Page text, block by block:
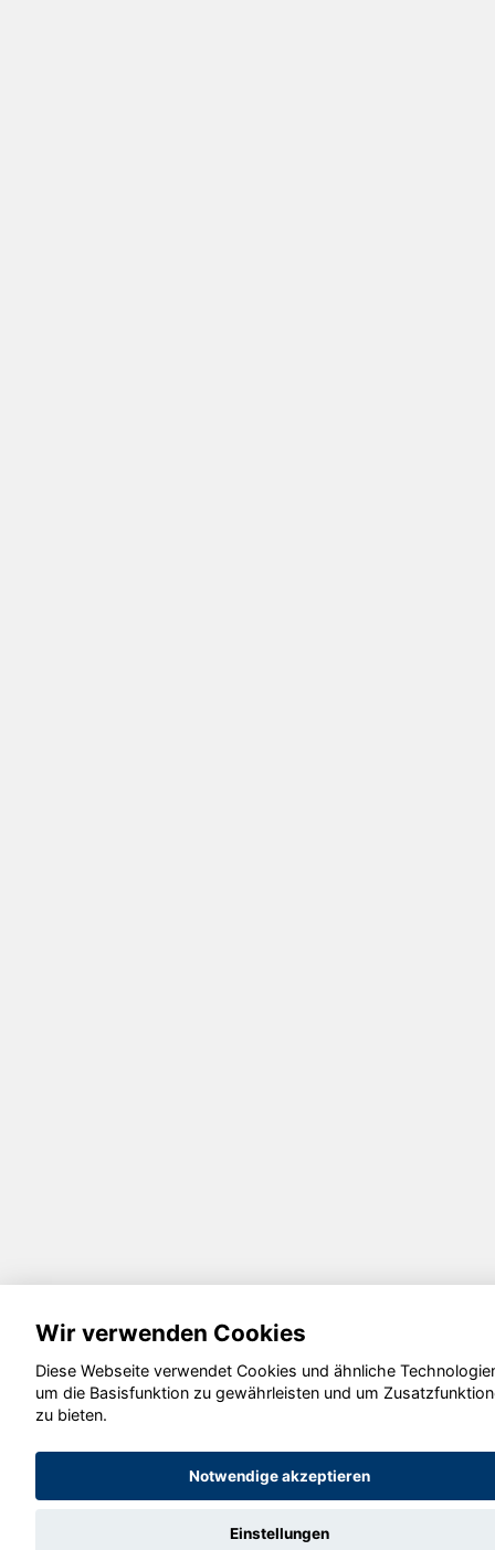
Wir verwenden Cookies
Diese Webseite verwendet Cookies und ähnliche
um die Basisfunktion zu gewährleisten und um
zu bieten.
Notwendige akzeptieren
Einstellungen